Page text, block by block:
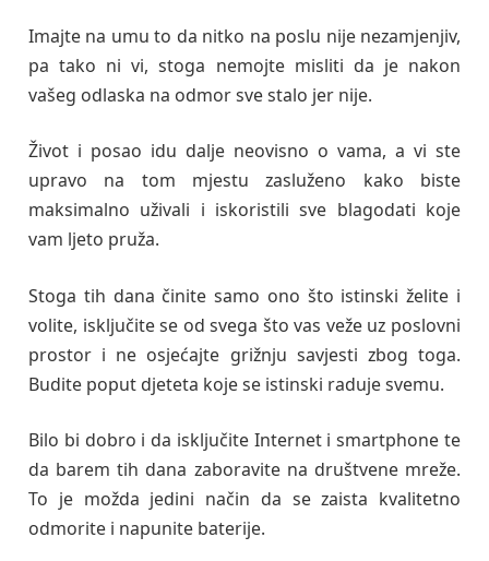
Imajte na umu to da nitko na poslu nije nezamjenjiv,
pa tako ni vi, stoga nemojte misliti da je nakon
vašeg odlaska na odmor sve stalo jer nije.
Život i posao idu dalje neovisno o vama, a vi ste
upravo na tom mjestu zasluženo kako biste
maksimalno uživali i iskoristili sve blagodati koje
vam ljeto pruža.
Stoga tih dana činite samo ono što istinski želite i
volite, isključite se od svega što vas veže uz poslovni
prostor i ne osjećajte grižnju savjesti zbog toga.
Budite poput djeteta koje se istinski raduje svemu.
Bilo bi dobro i da isključite Internet i smartphone te
da barem tih dana zaboravite na društvene mreže.
To je možda jedini način da se zaista kvalitetno
odmorite i napunite baterije.